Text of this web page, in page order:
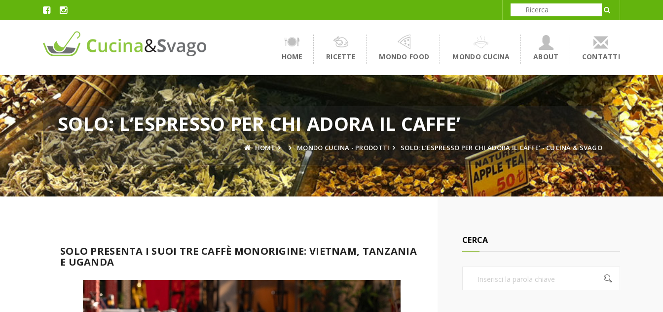
HOME RICETTE MONDO FOOD MONDO CUCINA ABOUT CONTATTI
SOLO: L’ESPRESSO PER CHI ADORA IL CAFFE’
HOME MONDO CUCINA - PRODOTTI SOLO: L’ESPRESSO PER CHI ADORA IL CAFFE’ - CUCINA & SVAGO
SOLO PRESENTA I SUOI TRE CAFFÈ MONORIGINE: VIETNAM, TANZANIA
E UGANDA
CERCA